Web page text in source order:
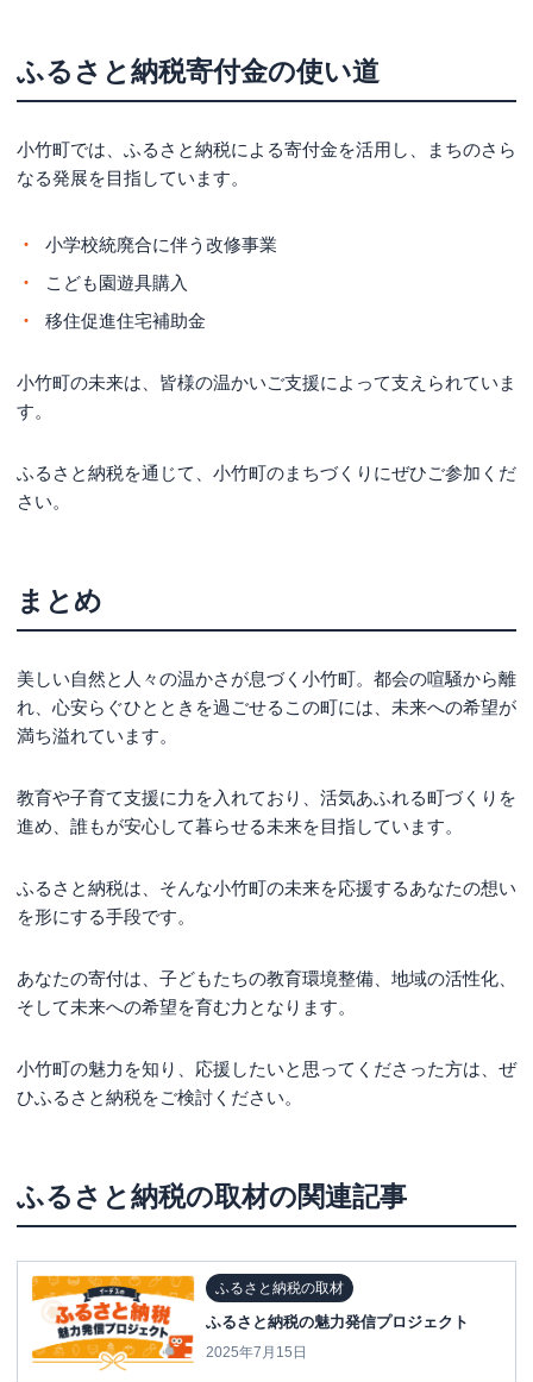
ふるさと納税寄付金の使い道
小竹町では、ふるさと納税による寄付金を活用し、まちのさら
なる発展を目指しています。
小学校統廃合に伴う改修事業
こども園遊具購入
移住促進住宅補助金
小竹町の未来は、皆様の温かいご支援によって支えられていま
す。
ふるさと納税を通じて、小竹町のまちづくりにぜひご参加くだ
さい。
まとめ
美しい自然と人々の温かさが息づく小竹町。都会の喧騒から離
れ、心安らぐひとときを過ごせるこの町には、未来への希望が
満ち溢れています。
教育や子育て支援に力を入れており、活気あふれる町づくりを
進め、誰もが安心して暮らせる未来を目指しています。
ふるさと納税は、そんな小竹町の未来を応援するあなたの想い
を形にする手段です。
あなたの寄付は、子どもたちの教育環境整備、地域の活性化、
そして未来への希望を育む力となります。
小竹町の魅力を知り、応援したいと思ってくださった方は、ぜ
ひふるさと納税をご検討ください。
ふるさと納税の取材の関連記事
ふるさと納税の取材
ふるさと納税の魅力発信プロジェクト
2025年7月15日